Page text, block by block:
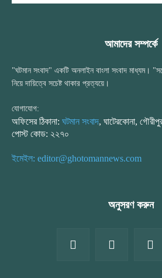
আমাদের সম্পর্কে
"ঘটমান সংবাদ" একটি অনলাইন বাংলা সংবাদ মাধ্যম।
নিয়ে দায়িত্বে সচেষ্ট থাকার প্রত্যয়ে।
যোগাযোগ:
অফিসের ঠিকানা: ঘটমান সংবাদ, ঘাটেরকোনা,
পোস্ট কোড: ২২৭০
ইমেইল: editor@ghotomannews.com
অনুসরণ করুন